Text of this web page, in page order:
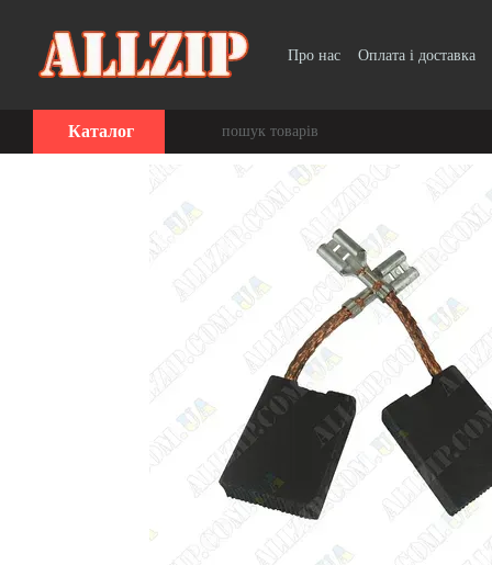
Про нас Оплата і доставка
Каталог